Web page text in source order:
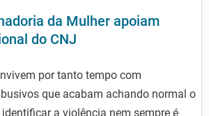
da Mulher apoiam
do CNJ
por tanto tempo com
que acabam achando normal o
a violência nem sempre é